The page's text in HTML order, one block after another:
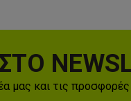
μας και τις